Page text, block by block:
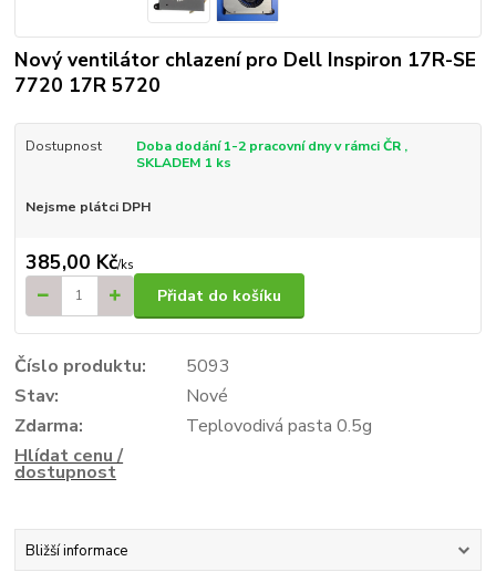
Nový ventilátor chlazení pro Dell Inspiron 17R-SE
7720 17R 5720
Dostupnost
Doba dodání 1-2 pracovní dny v rámci ČR ,
SKLADEM 1 ks
Nejsme plátci DPH
385,00 Kč/ks
Přidat do košíku
Číslo produktu:
5093
Stav:
Nové
Zdarma:
Teplovodivá pasta 0.5g
Hlídat cenu /
dostupnost
Bližší informace